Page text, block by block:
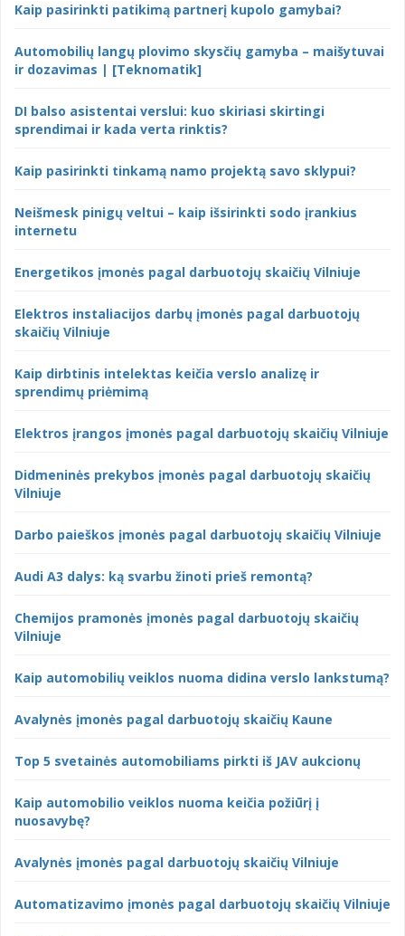
Kaip pasirinkti patikimą partnerį kupolo gamybai?
Automobilių langų plovimo skysčių gamyba – maišytuvai
ir dozavimas | [Teknomatik]
DI balso asistentai verslui: kuo skiriasi skirtingi
sprendimai ir kada verta rinktis?
Kaip pasirinkti tinkamą namo projektą savo sklypui?
Neišmesk pinigų veltui – kaip išsirinkti sodo įrankius
internetu
Energetikos įmonės pagal darbuotojų skaičių Vilniuje
Elektros instaliacijos darbų įmonės pagal darbuotojų
skaičių Vilniuje
Kaip dirbtinis intelektas keičia verslo analizę ir
sprendimų priėmimą
Elektros įrangos įmonės pagal darbuotojų skaičių Vilniuje
Didmeninės prekybos įmonės pagal darbuotojų skaičių
Vilniuje
Darbo paieškos įmonės pagal darbuotojų skaičių Vilniuje
Audi A3 dalys: ką svarbu žinoti prieš remontą?
Chemijos pramonės įmonės pagal darbuotojų skaičių
Vilniuje
Kaip automobilių veiklos nuoma didina verslo lankstumą?
Avalynės įmonės pagal darbuotojų skaičių Kaune
Top 5 svetainės automobiliams pirkti iš JAV aukcionų
Kaip automobilio veiklos nuoma keičia požiūrį į
nuosavybę?
Avalynės įmonės pagal darbuotojų skaičių Vilniuje
Automatizavimo įmonės pagal darbuotojų skaičių Vilniuje